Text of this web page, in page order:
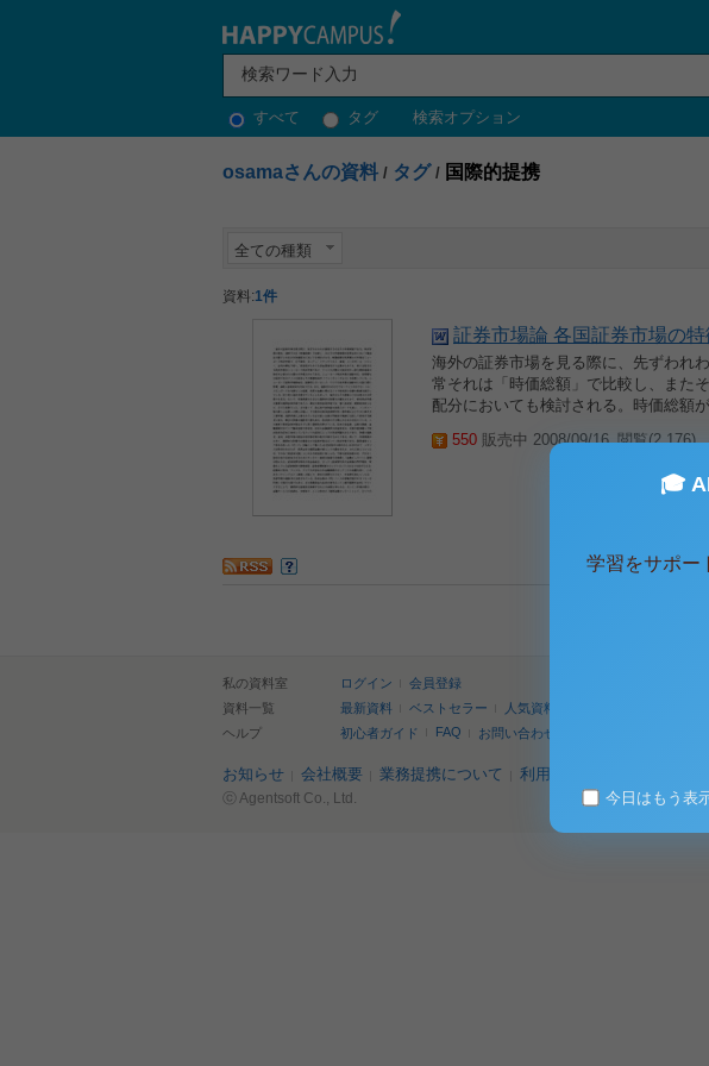
すべて タグ 検索オプション
osamaさんの資料 / タグ / 国際的提携
全ての種類
資料:1件
証券市場論 各国証券市場の
海外の証券市場を見る際に、先ずわれ
常それは「時価総額」で比較し、また
配分においても検討される。時価総額
550 販売中 2008/09/16 閲覧(2,176)
私の資料室 ログイン
会員登録
資料一覧
最新資料 ベストセラー 人気資料
ヘルプ
初心者ガイド FAQ お問い合わせ
お知らせ 会社概要 業務提携について 利用規約
ⓒ Agentsoft Co., Ltd.
🎓
学習をサポー
今日はもう表